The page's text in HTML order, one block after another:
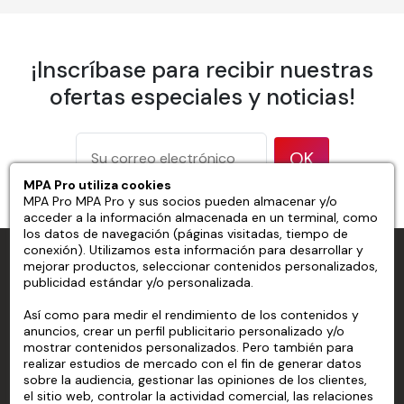
PVC preencolado
Ancho de la
600 mm
Solapamiento
Borde a borde
Peso
175 g/m² según el método de
prueba ISO 536
Espesor
177 micrones / 7 mil según el
método de prueba ISO 534
Opacidad
94 % según el método de prueba
TAPPI T 425
Brillo
83 % según el método de prueba
ISO 2470
Acabado
Mate
¡Inscríbase para recibir nuestras
ofertas especiales y noticias!
OK
MPA PRO ESPECIALISTA EN MARCADO PROFESIONAL
MPA PRO
SERVICIOS
CUENTA
MPA Pro utiliza cookies
MPA Pro MPA Pro y sus socios pueden almacenar y/o
acceder a la información almacenada en un terminal, como
los datos de navegación (páginas visitadas, tiempo de
conexión). Utilizamos esta información para desarrollar y
mejorar productos, seleccionar contenidos personalizados,
publicidad estándar y/o personalizada.
Así como para medir el rendimiento de los contenidos y
anuncios, crear un perfil publicitario personalizado y/o
mostrar contenidos personalizados. Pero también para
realizar estudios de mercado con el fin de generar datos
sobre la audiencia, gestionar las opiniones de los clientes,
el sitio web, controlar la actividad comercial, las relaciones